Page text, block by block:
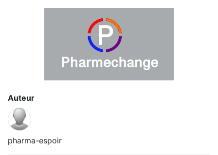
Auteur
pharma-espoir